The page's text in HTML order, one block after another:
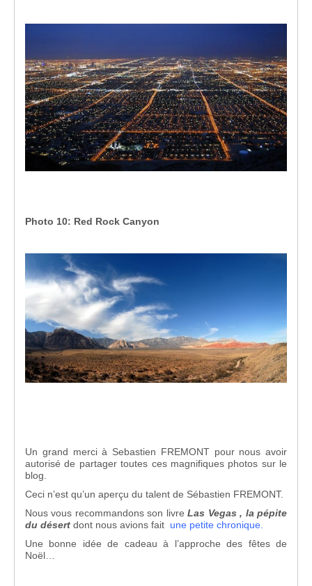
Photo 10: Red Rock Canyon
Un grand merci à Sebastien FREMONT pour nous avoir
autorisé de partager toutes ces magnifiques photos sur le
blog.
Ceci n’est qu’un aperçu du talent de Sébastien FREMONT.
Nous vous recommandons son livreLas Vegas , la pépite
du désert dont nous avions fait une petite chronique
Une bonne idée de cadeau à l’approche des fêtes de
Noël…